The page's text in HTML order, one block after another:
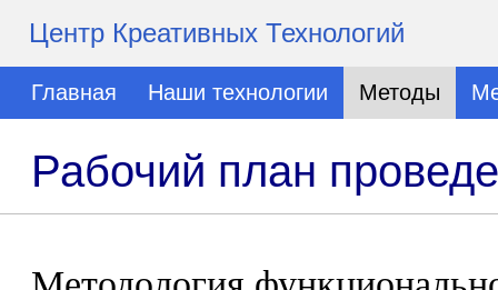
Центр Креативных Технологий
Главная Наши технологии Методы
Рабочий план